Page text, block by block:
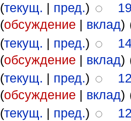
(текущ. | пред.)
(обсуждение | вклад)
(текущ. | пред.)
(обсуждение | вклад)
(текущ. | пред.)
(обсуждение | вклад)
(текущ. | пред.)